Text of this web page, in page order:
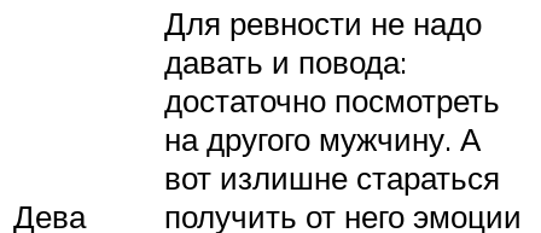
Дева
Для ревности не надо
давать и повода:
достаточно посмотреть
на другого мужчину. А
вот излишне стараться
получить от него эмоции